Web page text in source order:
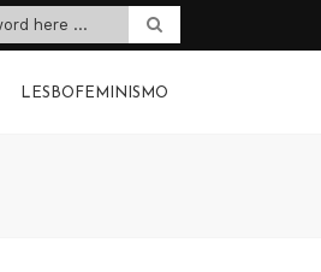
LESBOFEMINISMO